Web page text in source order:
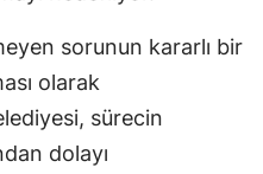
sorunun kararlı bir
olarak
sürecin
dolayı